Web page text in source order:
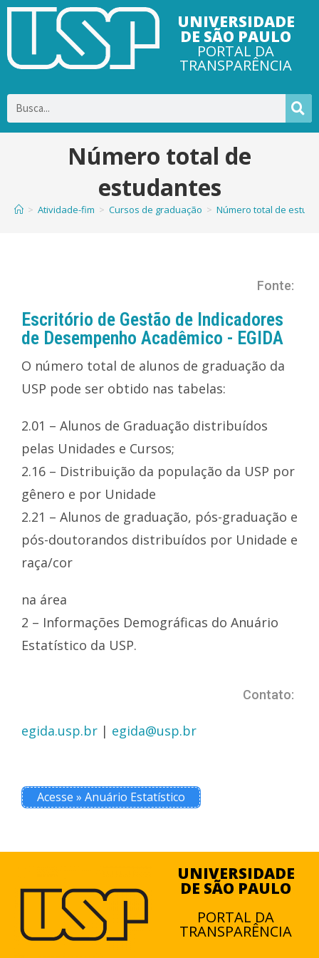
UNIVERSIDADE
DE SÃO PAULO
PORTAL DA
TRANSPARÊNCIA
Número total de
estudantes
> Atividade-fim > Cursos de graduação > Número total de
Fonte:
Escritório de Gestão de Indicadores
de Desempenho Acadêmico - EGIDA
O número total de alunos de graduação da
USP pode ser obtido nas tabelas:
2.01 – Alunos de Graduação distribuídos
pelas Unidades e Cursos;
2.16 – Distribuição da população da USP por
gênero e por Unidade
2.21 – Alunos de graduação, pós-graduação e
pós-doutorandos distribuídos por Unidade e
raça/cor
na área
2 – Informações Demográficas do Anuário
Estatístico da USP.
Contato:
egida.usp.br | egida@usp.br
Acesse » Anuário Estatístico
UNIVERSIDADE
DE SÃO PAULO
PORTAL DA
TRANSPARÊNCIA